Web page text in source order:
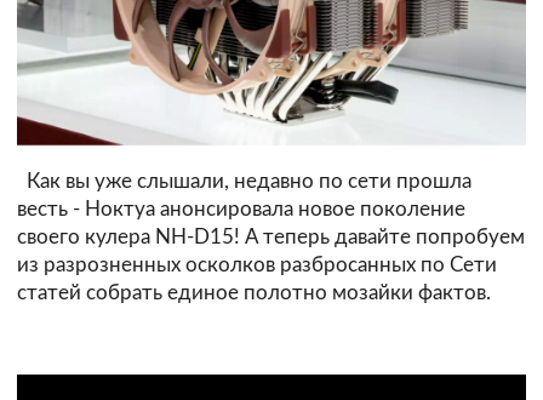
Как вы уже слышали, недавно по сети прошла
весть - Ноктуа анонсировала новое поколение
своего кулера NH-D15! А теперь давайте попробуем
из разрозненных осколков разбросанных по Сети
статей собрать единое полотно мозайки фактов.